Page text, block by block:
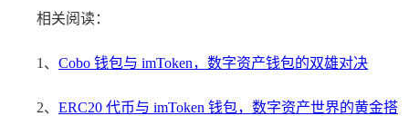
相关阅读：
1、 Cobo 钱包与 imToken，数字资产钱包的双雄对决
2、 ERC20 代币与 imToken 钱包，数字资产世界的黄金搭